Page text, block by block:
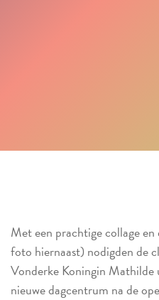
Met een prachtige collage
foto hiernaast) nodigden de
Vonderke Koningin Mathilde
nieuwe dagcentrum na de